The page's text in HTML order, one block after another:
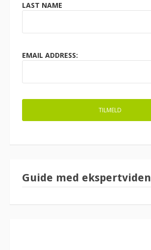
LAST NAME
EMAIL ADDRESS:
Guide med ekspertviden